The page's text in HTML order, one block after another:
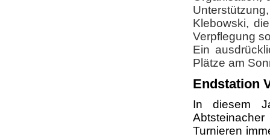
Klebowski,
Verpflegung
Ein
Plätze am
Endstation
In diesem
Turnieren